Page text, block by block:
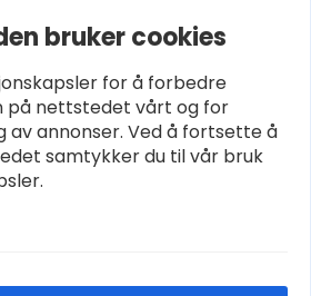
OG BETINGELSER
bruker cookies
for å forbedre
på nettstedet vårt og for
av annonser. Ved å fortsette å
samtykker du til vår bruk